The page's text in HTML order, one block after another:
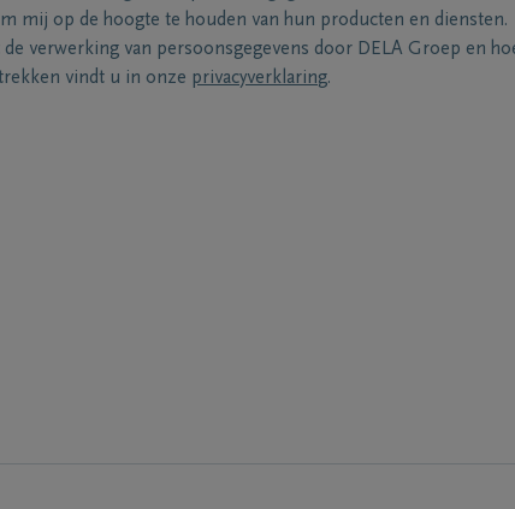
mij op de hoogte te houden van hun producten en diensten.
verwerking van persoonsgegevens door DELA Groep en
vindt u in onze privacyverklaring.